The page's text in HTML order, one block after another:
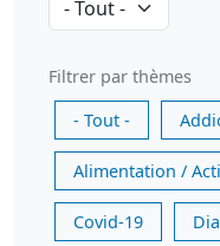
Filtrer par thèmes
- Tout -
Alimentation /
Covid-19